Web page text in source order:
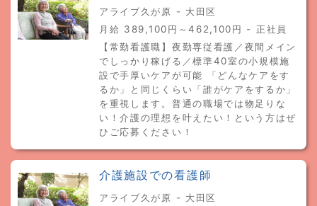
アライブ久が原 - 大田区
月給 389,100円～462,100円 - 正社員
【常勤看護職】夜勤専従看護／夜間メイン
でしっかり稼げる／標準40室の小規模施
設で手厚いケアが可能 「どんなケアをす
るか」と同じくらい「誰がケアをするか」
を重視します。普通の職場では物足りな
い！介護の理想を叶えたい！という方はぜ
ひご応募ください！
介護施設での看護師
アライブ久が原 - 大田区